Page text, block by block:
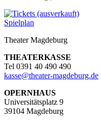
Spielplan
Theater Magdeburg
THEATERKASSE
Tel 0391 40 490 490
kasse@theater-magdeburg.de
OPERNHAUS
Universitätsplatz 9
39104 Magdeburg